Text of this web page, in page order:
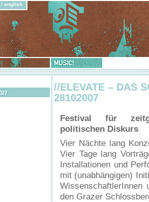
/ english
Music!
//ELEVATE – DAS
28102007
Festival für
politischen Diskurs
Vier Nächte lang
Vier Tage lang
Installationen und
mit (unabhängigen)
WissenschaftlerInnen
den Grazer